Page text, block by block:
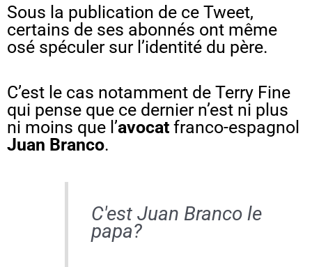
Sous la publication de ce Tweet,
certains de ses abonnés ont même
osé spéculer sur l’identité du père.
C’est le cas notamment de Terry Fine
qui pense que ce dernier n’est ni plus
ni moins que l’avocat franco-espagnol
Juan Branco.
C'est Juan Branco le
papa?